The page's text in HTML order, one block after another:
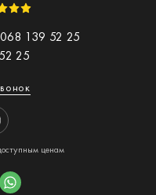
068 139 52 25
25
ценам